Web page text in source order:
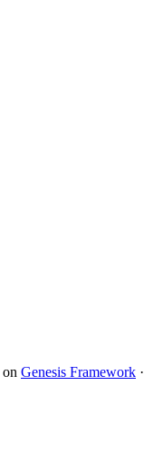
on Genesis Framework ·